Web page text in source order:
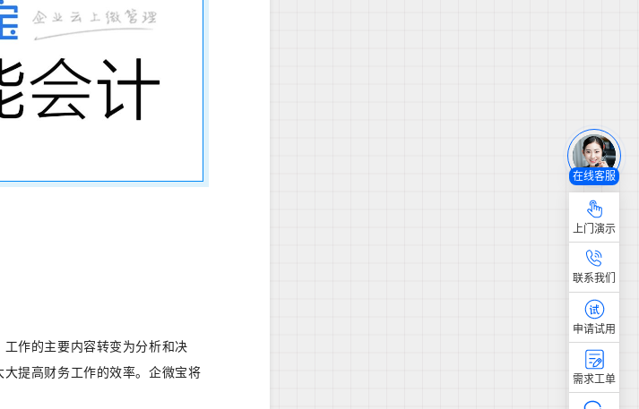
作的主要内容转变为分析和决
提高财务工作的效率。企微宝将
在线客服
上门演示
联系我们
申请试用
需求工单